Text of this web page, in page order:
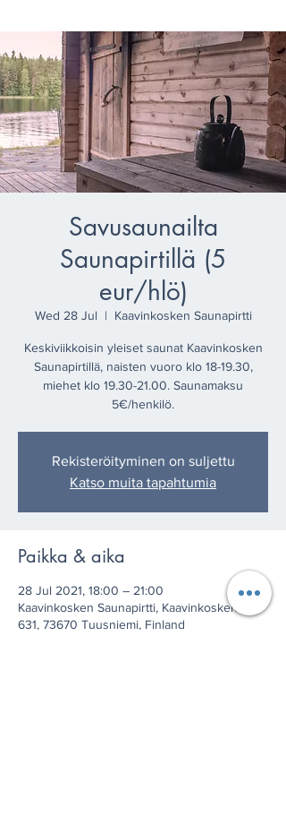
Savusaunailta
Saunapirtillä (5
eur/hlö)
Wed 28 Jul
  |
Kaavinkosken Saunapirtti
Keskiviikkoisin yleiset saunat Kaavinkosken
Saunapirtillä, naisten vuoro klo 18-19.30,
miehet klo 19.30-21.00. Saunamaksu
5€/henkilö.
Rekisteröityminen on suljettu
Katso muita tapahtumia
Paikka & aika
28 Jul 2021, 18:00 – 21:00
Kaavinkosken Saunapirtti, Kaavinkoskentie
631, 73670 Tuusniemi, Finland